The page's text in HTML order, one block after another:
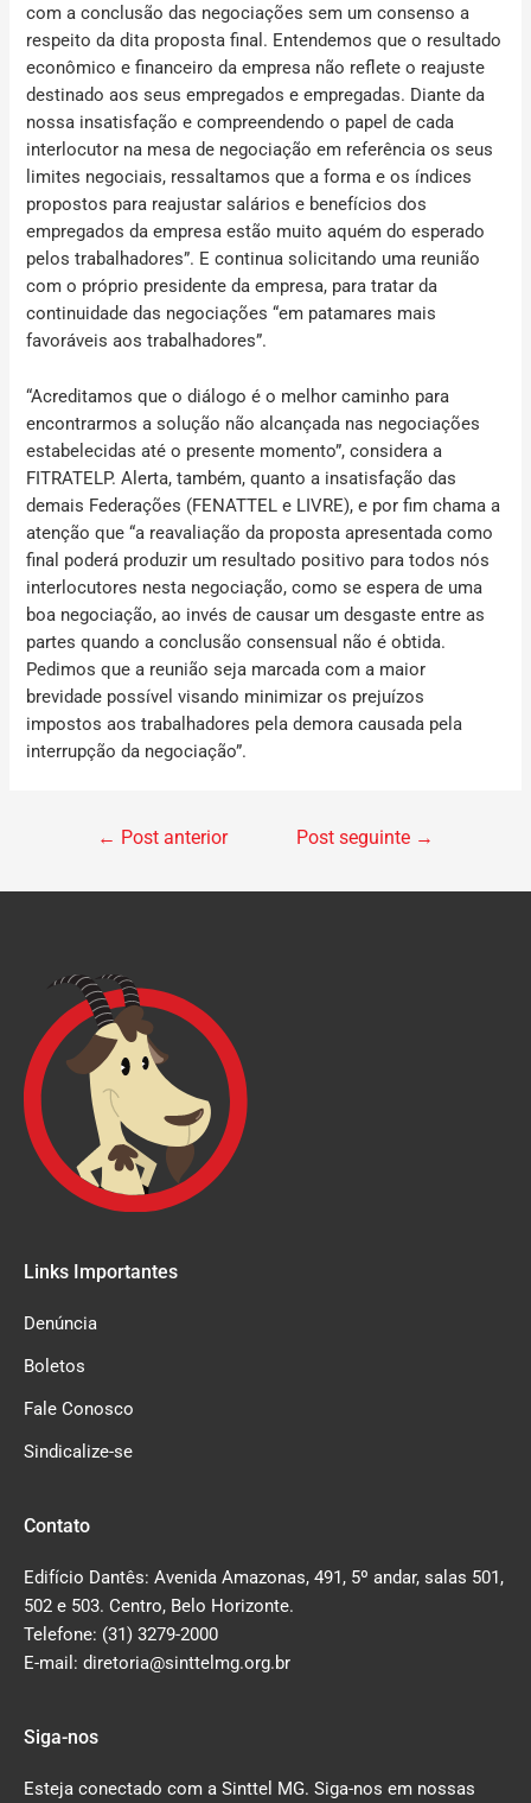
com a conclusão das negociações sem um consenso a
respeito da dita proposta final. Entendemos que o resultado
econômico e financeiro da empresa não reflete o reajuste
destinado aos seus empregados e empregadas. Diante da
nossa insatisfação e compreendendo o papel de cada
interlocutor na mesa de negociação em referência os seus
limites negociais, ressaltamos que a forma e os índices
propostos para reajustar salários e benefícios dos
empregados da empresa estão muito aquém do esperado
pelos trabalhadores”. E continua solicitando uma reunião
com o próprio presidente da empresa, para tratar da
continuidade das negociações “em patamares mais
favoráveis aos trabalhadores”.
“Acreditamos que o diálogo é o melhor caminho para
encontrarmos a solução não alcançada nas negociações
estabelecidas até o presente momento”, considera a
FITRATELP. Alerta, também, quanto a insatisfação das
demais Federações (FENATTEL e LIVRE), e por fim chama a
atenção que “a reavaliação da proposta apresentada como
final poderá produzir um resultado positivo para todos nós
interlocutores nesta negociação, como se espera de uma
boa negociação, ao invés de causar um desgaste entre as
partes quando a conclusão consensual não é obtida.
Pedimos que a reunião seja marcada com a maior
brevidade possível visando minimizar os prejuízos
impostos aos trabalhadores pela demora causada pela
interrupção da negociação”.
← Post anterior Post seguinte →
Links Importantes
Denúncia
Boletos
Fale Conosco
Sindicalize-se
Contato
Edifício Dantês: Avenida Amazonas, 491, 5º andar, salas 501,
502 e 503. Centro, Belo Horizonte.
Telefone: (31) 3279-2000
E-mail: diretoria@sinttelmg.org.br
Siga-nos
Esteja conectado com a Sinttel MG. Siga-nos em nossas